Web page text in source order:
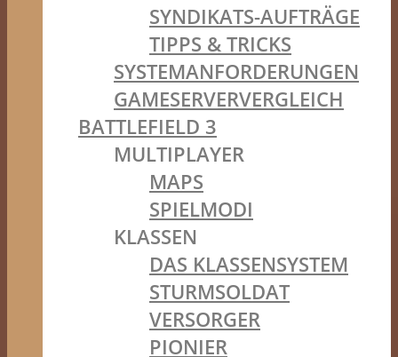
SYNDIKATS-AUFTRÄGE
TIPPS & TRICKS
SYSTEMANFORDERUNGEN
GAMESERVERVERGLEICH
BATTLEFIELD 3
MULTIPLAYER
MAPS
SPIELMODI
KLASSEN
DAS KLASSENSYSTEM
STURMSOLDAT
VERSORGER
PIONIER